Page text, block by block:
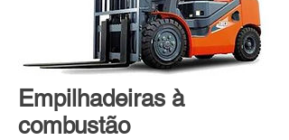
Empilhadeiras à
combustão